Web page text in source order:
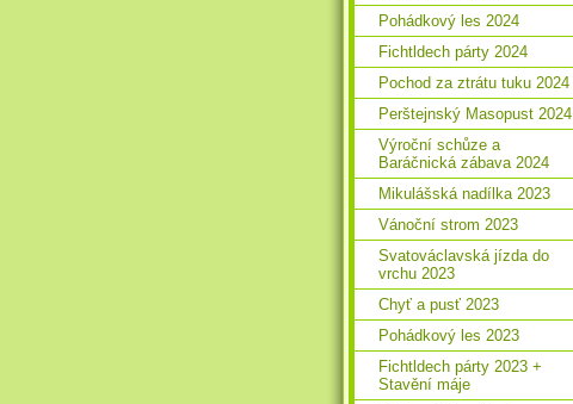
Pohádkový les 2024
Fichtldech párty 2024
Pochod za ztrátu tuku 2024
Perštejnský Masopust 2024
Výroční schůze a
Baráčnická zábava 2024
Mikulášská nadílka 2023
Vánoční strom 2023
Svatováclavská jízda do
vrchu 2023
Chyť a pusť 2023
Pohádkový les 2023
Fichtldech párty 2023 +
Stavění máje